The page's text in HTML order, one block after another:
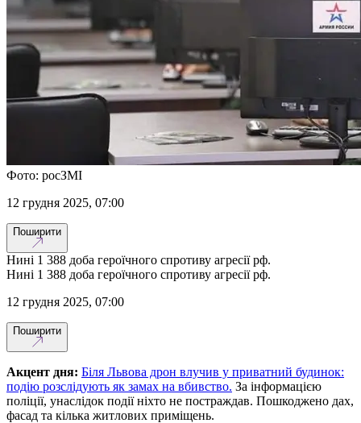
Фото: росЗМІ
12 грудня 2025, 07:00
Поширити
Нині 1 388 доба героїчного спротиву агресії рф.
Нині 1 388 доба героїчного спротиву агресії рф.
12 грудня 2025, 07:00
Поширити
Акцент дня: Біля Львова дрон влучив у приватний будинок:
подію розслідують як замах на вбивство. За інформацією
поліції, унаслідок події ніхто не постраждав. Пошкоджено дах,
фасад та кілька житлових приміщень.